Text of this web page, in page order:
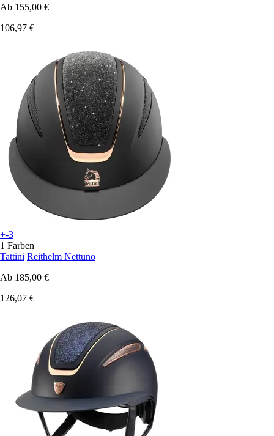
Ab 155,00 €
106,97 €
+-3
1 Farben
Tattini Reithelm Nettuno
Ab 185,00 €
126,07 €